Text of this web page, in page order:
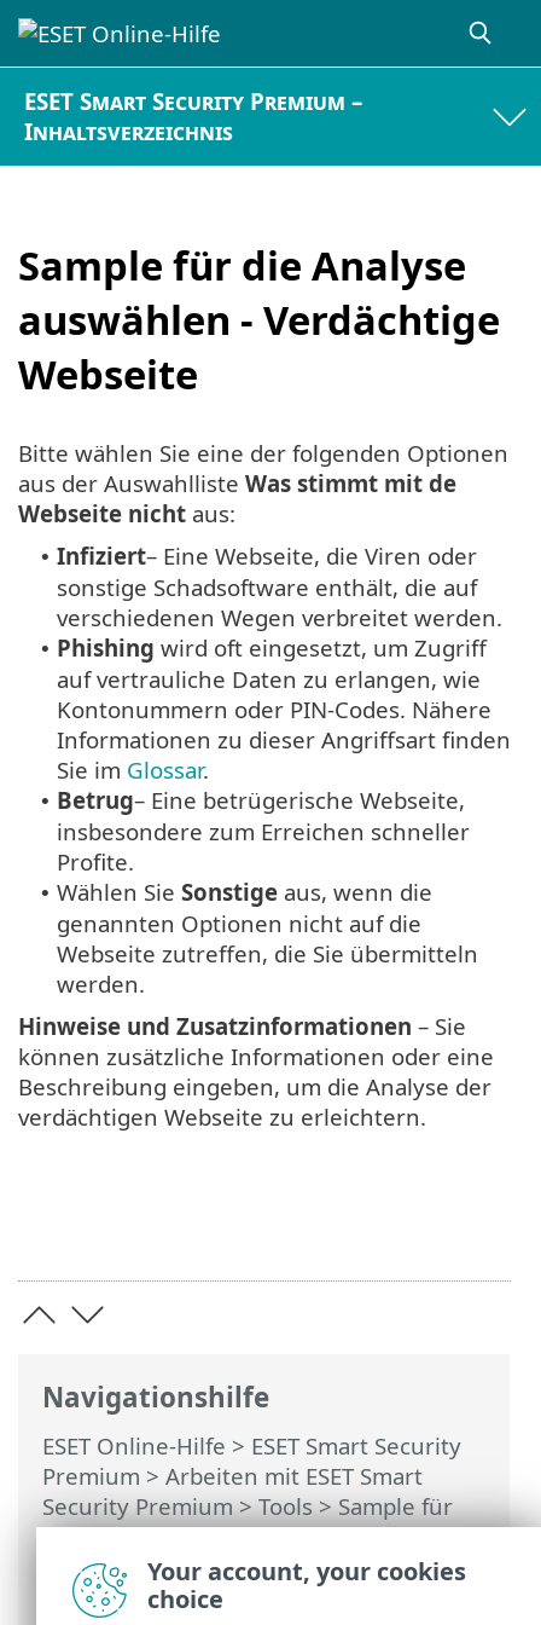
ESET Smart Security Premium –
Inhaltsverzeichnis
Sample für die Analyse
auswählen - Verdächtige
Webseite
Navigationshilfe
ESET Online-Hilfe > ESET Smart Security
Premium > Arbeiten mit ESET Smart
Security Premium>Tools>Sample für
die Analyse auswählen> Sample für die
Analyse auswählen - Verdächtige
Webseite
Bitte wählen Sie eine der folgenden Optionen
aus der Auswahlliste Was stimmt mit de
Webseite nicht aus:
• Infiziert– Eine Webseite, die Viren oder
sonstige Schadsoftware enthält, die auf
verschiedenen Wegen verbreitet werden.
• Phishing wird oft eingesetzt, um Zugriff
auf vertrauliche Daten zu erlangen, wie
Kontonummern oder PIN-Codes. Nähere
Informationen zu dieser Angriffsart finden
Sie im Glossar.
• Betrug– Eine betrügerische Webseite,
insbesondere zum Erreichen schneller
Profite.
• Wählen Sie Sonstige aus, wenn die
genannten Optionen nicht auf die
Webseite zutreffen, die Sie übermitteln
werden.
Hinweise und Zusatzinformationen – Sie
können zusätzliche Informationen oder eine
Beschreibung eingeben, um die Analyse der
verdächtigen Webseite zu erleichtern.
Your account, your cookies
choice